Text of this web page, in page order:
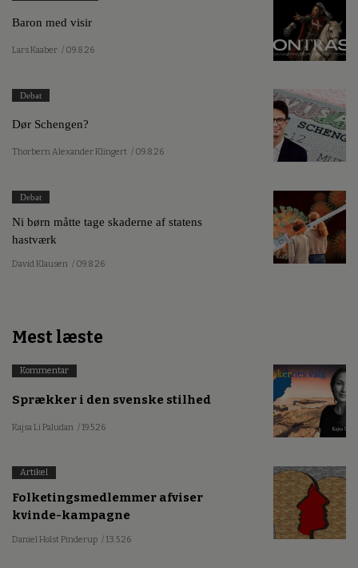
Baron med visir
Lars Kaaber / 09.8.26
Debat
Dør Schengen?
Thorbern Alexander Klingert / 09.8.26
Debat
Ni børn måtte tage skaderne af statens
hastværk
David Klausen / 09.8.26
Mest læste
Kommentar
Sprækker i den svenske stilhed
Kajsa Li Paludan / 19.5.26
Artikel
Folketingsmedlemmer afviser
kvinde-kampagne
Daniel Holst Pinderup / 13.5.26